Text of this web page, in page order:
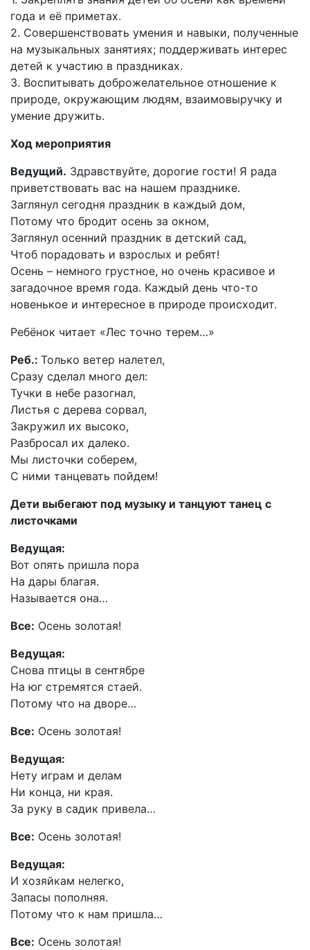
года и её приметах.
2. Совершенствовать умения и навыки, полученные
на музыкальных занятиях; поддерживать интерес
детей к участию в праздниках.
3. Воспитывать доброжелательное отношение к
природе, окружающим людям, взаимовыручку и
умение дружить.
Ход мероприятия
Ведущий. Здравствуйте, дорогие гости! Я рада
приветствовать вас на нашем празднике.
Заглянул сегодня праздник в каждый дом,
Потому что бродит осень за окном,
Заглянул осенний праздник в детский сад,
Чтоб порадовать и взрослых и ребят!
Осень – немного грустное, но очень красивое и
загадочное время года. Каждый день что-то
новенькое и интересное в природе происходит.
Ребёнок читает «Лес точно терем…»
Реб.: Только ветер налетел,
Сразу сделал много дел:
Тучки в небе разогнал,
Листья с дерева сорвал,
Закружил их высоко,
Разбросал их далеко.
Мы листочки соберем,
С ними танцевать пойдем!
Дети выбегают под музыку и танцуют танец с
листочками
Ведущая:
Вот опять пришла пора
На дары благая.
Называется она…
Все: Осень золотая!
Ведущая:
Снова птицы в сентябре
На юг стремятся стаей.
Потому что на дворе…
Все: Осень золотая!
Ведущая:
Нету играм и делам
Ни конца, ни края.
За руку в садик привела…
Все: Осень золотая!
Ведущая:
И хозяйкам нелегко,
Запасы пополняя.
Потому что к нам пришла…
Все: Осень золотая!